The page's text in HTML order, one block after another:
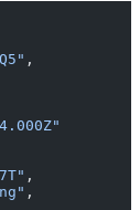
,
,
,